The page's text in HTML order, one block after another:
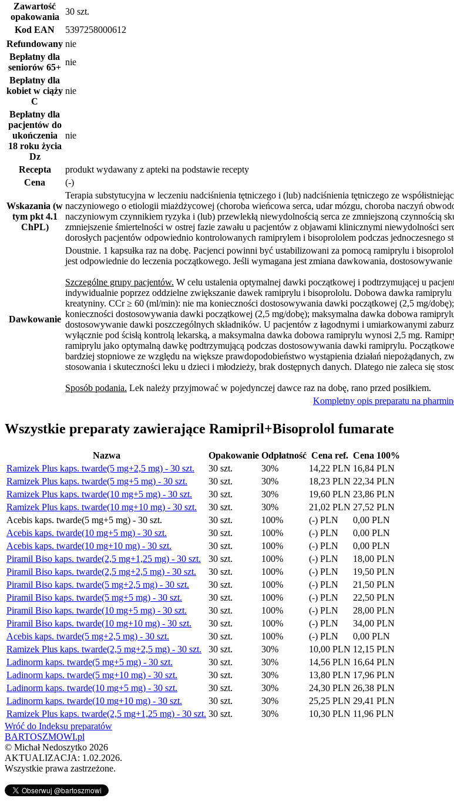
Zawartość
opakowania
30 szt.
Kod EAN
5397258000612
Refundowany nie
Bepłatny dla
seniorów 65+
nie
Bepłatny dla
kobiet w ciąży
C
nie
Bepłatny dla
pacjentów do
ukończenia
18 roku życia
Dz
nie
Recepta
produkt wydawany z apteki na podstawie recepty
Cena
(-)
Wskazania (w
tym pkt 4.1
ChPL)
Terapia substytucyjna w leczeniu nadciśnienia tętniczego i (lub) nadciśnienia tętniczego ze
naczyniowego o etiologii miażdżycowej (choroba wieńcowa serca, udar mózgu, choroba naczyń
naczyniowym czynnikiem ryzyka i (lub) przewlekłą niewydolnością serca ze zmniejszoną czynnością
zmniejszenie śmiertelności w ostrej fazie zawału u pacjentów z objawami klinicznymi niewydolności
dorosłych pacjentów odpowiednio kontrolowanych ramiprylem i bisoprololem podczas jednoczesnego
Dawkowanie
Doustnie. 1 kapsułka raz na dobę. Pacjenci powinni być ustabilizowani za pomocą ramiprylu i
jest odpowiednie do leczenia początkowego. Jeśli wymagana jest zmiana dawkowania,
Szczególne grupy pacjentów. W celu ustalenia optymalnej dawki początkowej i podtrzymującej u
indywidualnie poprzez oddzielne zwiększanie dawek ramiprylu i bisoprololu. Dobowa dawka
kreatyniny. CCr ≥ 60 (ml/min): nie ma konieczności dostosowywania dawki początkowej (2,5 mg/
konieczności dostosowywania dawki początkowej (2,5 mg/dobę); maksymalna dawka dobowa
dostosowywanie dawki poszczególnych składników. U pacjentów z łagodnymi i umiarkowanymi
wyłącznie pod ścisłą kontrolą lekarską, a maksymalna dawka dobowa ramiprylu wynosi 2,5 mg.
ramiprylu jako optymalną dawkę podtrzymującą podczas dostosowywania dawki ramiprylu.
bardziej stopniowe ze względu na większe prawdopodobieństwo wystąpienia działań niepożądanych,
stosowania i skuteczności leku u dzieci i młodzieży, brak dostępnych danych. Dlatego nie zaleca się
Sposób podania. Lek należy przyjmować w pojedynczej dawce raz na dobę, rano przed posiłkiem.
Kompletny opis preparatu na
Wszystkie preparaty zawierające Ramipril+Bisoprolol fumarate
Nazwa Opakowanie Odpłatność Cena ref. Cena 100%
Ramizek Plus kaps. twarde(5 mg+2,5 mg) - 30 szt.
30 szt. 30% 14,22 PLN 16,84 PLN
Ramizek Plus kaps. twarde(5 mg+5 mg) - 30 szt.
30 szt. 30% 18,23 PLN 22,34 PLN
Ramizek Plus kaps. twarde(10 mg+5 mg) - 30 szt.
30 szt. 30% 19,60 PLN 23,86 PLN
Ramizek Plus kaps. twarde(10 mg+10 mg) - 30 szt.
30 szt. 30% 21,02 PLN 27,52 PLN
Acebis kaps. twarde(5 mg+5 mg) - 30 szt.
30 szt. 100% (-) PLN
0,00 PLN
Acebis kaps. twarde(10 mg+5 mg) - 30 szt.
30 szt. 100% (-) PLN
0,00 PLN
Acebis kaps. twarde(10 mg+10 mg) - 30 szt.
30 szt. 100% (-) PLN
0,00 PLN
Piramil Biso kaps. twarde(2,5 mg+1,25 mg) - 30 szt.
30 szt. 100% (-) PLN
18,00 PLN
Piramil Biso kaps. twarde(2,5 mg+2,5 mg) - 30 szt.
30 szt. 100% (-) PLN
19,50 PLN
Piramil Biso kaps. twarde(5 mg+2,5 mg) - 30 szt.
30 szt. 100% (-) PLN
21,50 PLN
Piramil Biso kaps. twarde(5 mg+5 mg) - 30 szt.
30 szt. 100% (-) PLN
22,50 PLN
Piramil Biso kaps. twarde(10 mg+5 mg) - 30 szt.
30 szt. 100% (-) PLN
28,00 PLN
Piramil Biso kaps. twarde(10 mg+10 mg) - 30 szt.
30 szt. 100% (-) PLN
34,00 PLN
Acebis kaps. twarde(5 mg+2,5 mg) - 30 szt.
30 szt. 100% (-) PLN
0,00 PLN
Ramizek Plus kaps. twarde(2,5 mg+2,5 mg) - 30 szt.
30 szt. 30% 10,00 PLN 12,15 PLN
Ladinorm kaps. twarde(5 mg+5 mg) - 30 szt.
30 szt. 30% 14,56 PLN 16,64 PLN
Ladinorm kaps. twarde(5 mg+10 mg) - 30 szt.
30 szt. 30% 13,80 PLN 17,96 PLN
Ladinorm kaps. twarde(10 mg+5 mg) - 30 szt.
30 szt. 30% 24,30 PLN 26,38 PLN
Ladinorm kaps. twarde(10 mg+10 mg) - 30 szt.
30 szt. 30% 25,25 PLN 29,41 PLN
Ramizek Plus kaps. twarde(2,5 mg+1,25 mg) - 30 szt. 30 szt. 30% 10,30 PLN 11,96 PLN
Wróć do Indeksu preparatów
BARTOSZMOWI.pl
© Michał Nedoszytko 2026
AKTUALIZACJA: 1.02.2026.
Wszystkie prawa zastrzeżone.